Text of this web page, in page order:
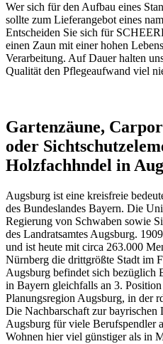
Wer sich für den Aufbau eines
sollte zum Lieferangebot eines
Entscheiden Sie sich für
einen Zaun mit einer hohen
Verarbeitung. Auf Dauer halten
Qualität den Pflegeaufwand viel
Gartenzäune,
oder
Holzfachhndel in
Augsburg ist eine kreisfreie
des Bundeslandes Bayern. Die
Regierung von Schwaben sowie
des Landratsamtes Augsburg.
und ist heute mit circa 263.000
Nürnberg die drittgrößte Stadt im
Augsburg befindet sich bezüglich
in Bayern gleichfalls an 3.
Planungsregion Augsburg, in der
Die Nachbarschaft zur bayrischen
Augsburg für viele Berufspendler
Wohnen hier viel günstiger als in